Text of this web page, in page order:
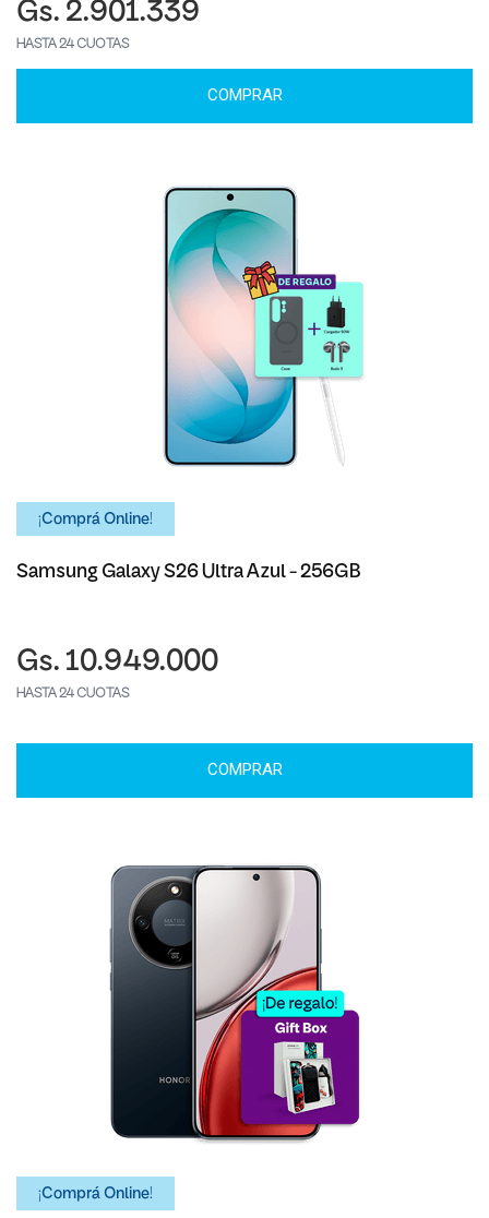
Gs. 2.901.339
HASTA 24 CUOTAS
COMPRAR
¡Comprá Online!
Samsung Galaxy S26 Ultra Azul - 256GB
Gs. 10.949.000
HASTA 24 CUOTAS
COMPRAR
¡Comprá Online!